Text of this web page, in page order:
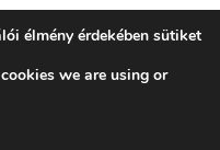
élmény érdekében sütiket
we are using or